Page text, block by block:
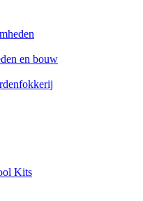
en bouw
Kits